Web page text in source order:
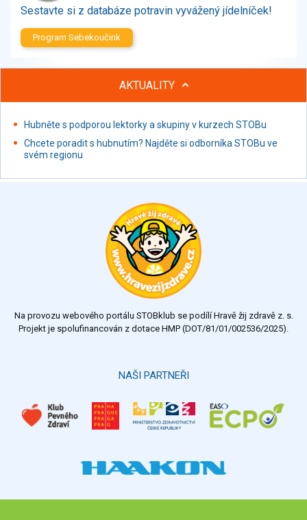
Ochucovadla, přísady, sladidla
Sušené směsi
Polotovary, hotové pokrmy
Nápoje alkoholické
Restaurace, jídelny, hotová jídla
Studená kuchyně, lahůdkářské výrobky
Sestavte si z databáze potravin vyvážený jídelníček!
Program Sebekoučink
AKTUALITY
Hubněte s podporou lektorky a skupiny v kurzech STOBu
Chcete poradit s hubnutím? Najděte si odborníka STOBu ve
svém regionu
Na provozu webového portálu STOBklub se podílí Hravě žij zdravě z. s.
Projekt je spolufinancován z dotace HMP (DOT/81/01/002536/2025).
NAŠI PARTNEŘI